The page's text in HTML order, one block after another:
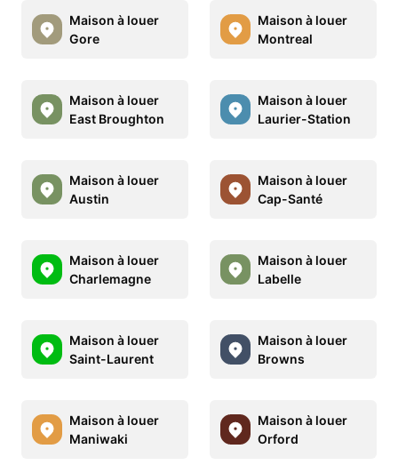
Maison à louer
Gore
Maison à louer
Montreal
Maison à louer
East Broughton
Maison à louer
Laurier-Station
Maison à louer
Austin
Maison à louer
Cap-Santé
Maison à louer
Charlemagne
Maison à louer
Labelle
Maison à louer
Saint-Laurent
Maison à louer
Browns
Maison à louer
Maniwaki
Maison à louer
Orford